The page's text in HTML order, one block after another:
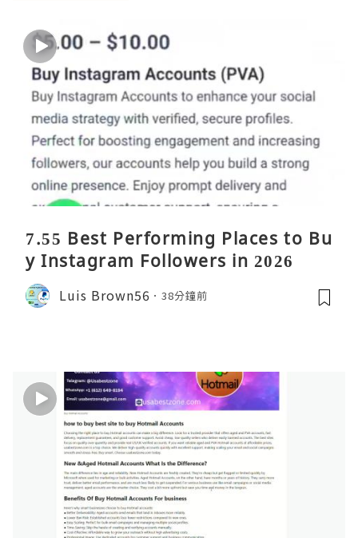
7.55 Best Performing Places to Bu
y Instagram Followers in 2026
Luis Brown56 38分鐘前